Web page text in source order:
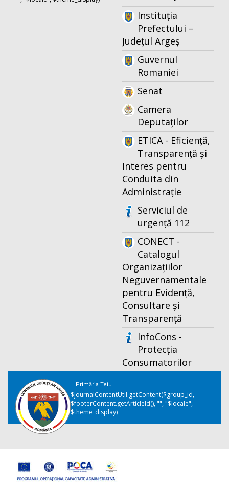
Instituția
Prefectului –
Județul Argeș
Guvernul
Romaniei
Senat
Camera
Deputaților
ETICA - Eficiență,
Transparență și
Interes pentru
Conduita din
Administrație
Serviciul de
urgență 112
CONECT -
Catalogul
Organizațiilor
Neguvernamentale
pentru Evidență,
Consultare și
Transparență
InfoCons -
Protecția
Consumatorilor
Primăria Teiu
$journalContentUtil.getContent($group_id,
$footerContent.getArticleId(), "", "$locale",
$theme_display)